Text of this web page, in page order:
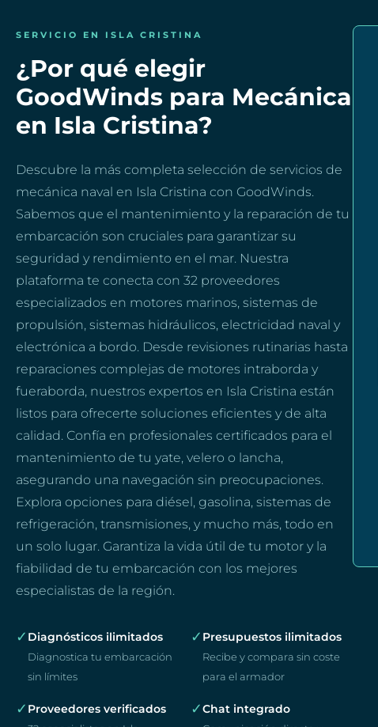
SERVICIO EN ISLA CRISTINA
¿Por qué elegir
GoodWinds para Mecánica
en Isla Cristina?
Descubre la más completa selección de servicios de
mecánica naval en Isla Cristina con GoodWinds.
Sabemos que el mantenimiento y la reparación de tu
embarcación son cruciales para garantizar su
seguridad y rendimiento en el mar. Nuestra
plataforma te conecta con 32 proveedores
especializados en motores marinos, sistemas de
propulsión, sistemas hidráulicos, electricidad naval y
electrónica a bordo. Desde revisiones rutinarias hasta
reparaciones complejas de motores intraborda y
fueraborda, nuestros expertos en Isla Cristina están
listos para ofrecerte soluciones eficientes y de alta
calidad. Confía en profesionales certificados para el
mantenimiento de tu yate, velero o lancha,
asegurando una navegación sin preocupaciones.
Explora opciones para diésel, gasolina, sistemas de
refrigeración, transmisiones, y mucho más, todo en
un solo lugar. Garantiza la vida útil de tu motor y la
fiabilidad de tu embarcación con los mejores
especialistas de la región.
✓ Diagnósticos ilimitados
Diagnostica tu embarcación
sin límites
✓ Presupuestos ilimitados
Recibe y compara sin coste
para el armador
✓ Proveedores verificados ✓Chat integrado